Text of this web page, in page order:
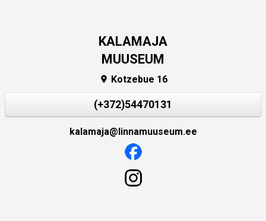
KALAMAJA
MUUSEUM
 Kotzebue 16
(+372)54470131
kalamaja@linnamuuseum.ee